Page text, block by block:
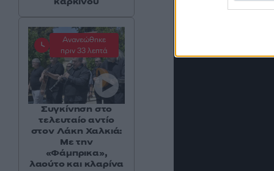
Ανανεώθηκε
πριν 33 λεπτά
Συγκίνηση στο
τελευταίο αντίο
στον Λάκη Χαλκιά:
Με την
«Φάμπρικα»,
λαούτο και κλαρίνα